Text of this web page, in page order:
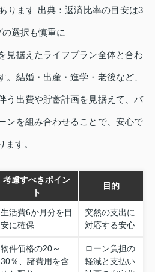
ります 出典：返済比率の目安は3
選択も慎重に
見据えたライフプラン全体と合わ
。結婚・出産・進学・老後など、
う出費や貯蓄計画を見据えて、バ
ンを組み合わせることで、安心で
ます。
考慮すべきポイン
ト
目的
生活費6か月分を目
安に確保
突然の支出に
対応する安心
物件価格の20～
30％、諸費用を含
ローン負担の
軽減と支払い